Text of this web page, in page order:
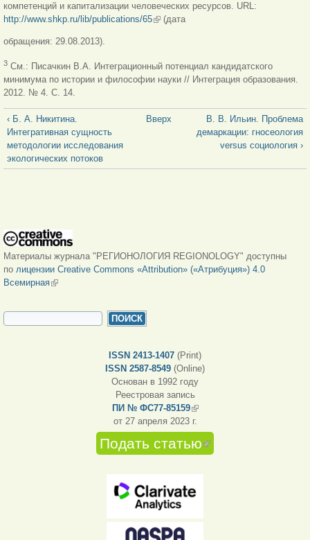
компетенций и капитализации человеческих ресурсов. URL:
http://www.shkp.ru/lib/publications/65(внешняя ссылка)
(дата
обращения: 29.08.2013).
3 См.: Писачкин В.А. Интеграционный потенциал кандидатского
минимума по истории и философии науки // Интеграция образования.
2012. № 4. С. 14.
‹ Б. А. Никитина.
Интегративная сущность
методологии исследования
экологических потоков
Вверх
В. В. Ильин. Проблема
демаркации: гносеология
versus социология ›
Материалы журнала "РЕГИОНОЛОГИЯ REGIONOLOGY" доступны
по лицензии Creative Commons «Attribution» («Атрибуция») 4.0
Всемирная(внешняя ссылка)
ФОРМА ПОИСКА
ISSN 2413-1407 (Print)
ISSN 2587-8549 (Online)
Основан в 1992 году
Реестровая запись
ПИ № ФС77-85159(внешняя ссылка)
от 27 апреля 2023 г.
Подать статью